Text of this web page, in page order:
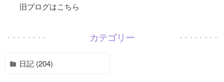
旧ブログはこちら
カテゴリー
日記 (204)